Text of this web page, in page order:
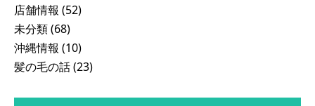
店舗情報 (52)
未分類(68)
沖縄情報 (10)
髪の毛の話(23)